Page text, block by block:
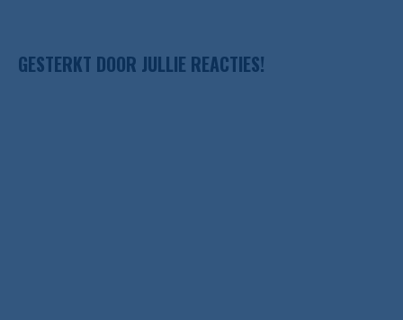
GESTERKT DOOR JULLIE REACTIES!